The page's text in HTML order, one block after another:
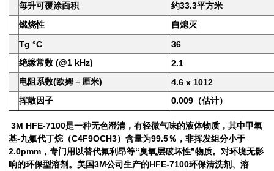
每升可覆涂面积
约33.3平方米
燃烧性
自熄灭
Tg °C
36
绝缘常数 (@1 kHz)
2.1
电阻系数(欧姆－厘米)
4.6 x 1012
挥散因子
0.009（估计）
3M HFE-7100是一种无色澄清，有轻微气味的液体物质，其中甲氧
基-九氟代丁烷（C4F9OCH3）含量为99.5％，非挥发组分小于
2.0pmm，专门用以替代氟利昂等“臭氧层破坏性”物质。对环境无影
响的环保型溶剂。美国3M公司生产的HFE-7100环保清洗剂、溶